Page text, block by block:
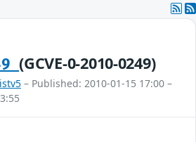
(GCVE-0-2010-0249)
– Published: 2010-01-15 17:00 –